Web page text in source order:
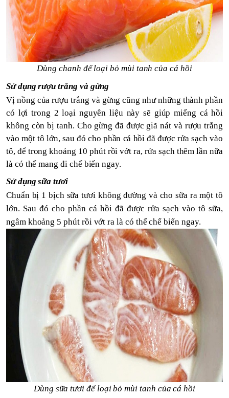
Dùng chanh để loại bỏ mùi tanh của cá hồi
Sử dụng rượu trắng và gừng
Vị nồng của rượu trắng và gừng cũng như những thành phần
có lợi trong 2 loại nguyên liệu này sẽ giúp miếng cá hồi
không còn bị tanh. Cho gừng đã được giã nát và rượu trắng
vào một tô lớn, sau đó cho phần cá hồi đã được rửa sạch vào
tô, để trong khoảng 10 phút rồi vớt ra, rửa sạch thêm lần nữa
là có thể mang đi chế biến ngay.
Sử dụng sữa tươi
Chuẩn bị 1 bịch sữa tươi không đường và cho sữa ra một tô
lớn. Sau đó cho phần cá hồi đã được rửa sạch vào tô sữa,
ngâm khoảng 5 phút rồi vớt ra là có thể chế biến ngay.
Dùng sữa tươi để loại bỏ mùi tanh của cá hồi